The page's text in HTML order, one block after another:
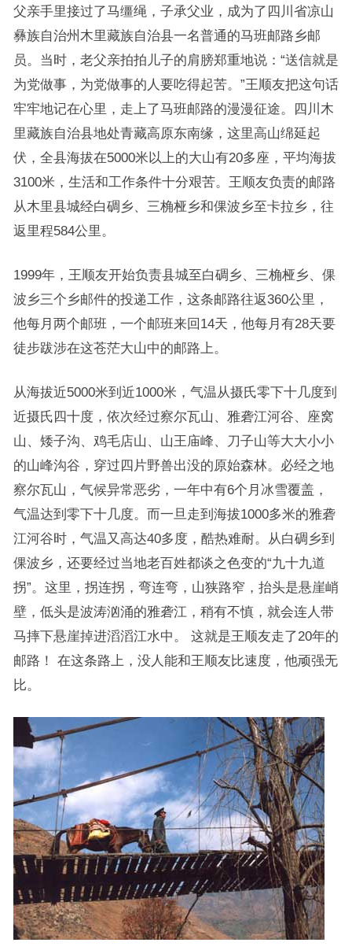
父亲手里接过了马缰绳，子承父业，成为了四川省凉山
彝族自治州木里藏族自治县一名普通的马班邮路乡邮
员。当时，老父亲拍拍儿子的肩膀郑重地说：“送信就是
为党做事，为党做事的人要吃得起苦。”王顺友把这句话
牢牢地记在心里，走上了马班邮路的漫漫征途。四川木
里藏族自治县地处青藏高原东南缘，这里高山绵延起
伏，全县海拔在5000米以上的大山有20多座，平均海拔
3100米，生活和工作条件十分艰苦。王顺友负责的邮路
从木里县城经白碉乡、三桷桠乡和倮波乡至卡拉乡，往
返里程584公里。
1999年，王顺友开始负责县城至白碉乡、三桷桠乡、倮
波乡三个乡邮件的投递工作，这条邮路往返360公里，
他每月两个邮班，一个邮班来回14天，他每月有28天要
徒步跋涉在这苍茫大山中的邮路上。
从海拔近5000米到近1000米，气温从摄氏零下十几度到
近摄氏四十度，依次经过察尔瓦山、雅砻江河谷、座窝
山、矮子沟、鸡毛店山、山王庙峰、刀子山等大大小小
的山峰沟谷，穿过四片野兽出没的原始森林。必经之地
察尔瓦山，气候异常恶劣，一年中有6个月冰雪覆盖，
气温达到零下十几度。而一旦走到海拔1000多米的雅砻
江河谷时，气温又高达40多度，酷热难耐。从白碉乡到
倮波乡，还要经过当地老百姓都谈之色变的“九十九道
拐”。这里，拐连拐，弯连弯，山狭路窄，抬头是悬崖峭
壁，低头是波涛汹涌的雅砻江，稍有不慎，就会连人带
马摔下悬崖掉进滔滔江水中。 这就是王顺友走了20年的
邮路！ 在这条路上，没人能和王顺友比速度，他顽强无
比。